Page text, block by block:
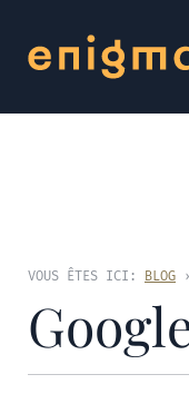
VOUS ÊTES ICI: BLOG